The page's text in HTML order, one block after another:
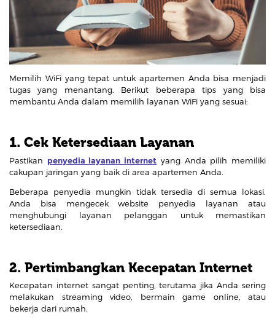
Memilih WiFi yang tepat untuk apartemen Anda bisa menjadi
tugas yang menantang. Berikut beberapa tips yang bisa
membantu Anda dalam memilih layanan WiFi yang sesuai:
1. Cek Ketersediaan Layanan
Pastikan penyedia layanan internet yang Anda pilih memiliki
cakupan jaringan yang baik di area apartemen Anda.
Beberapa penyedia mungkin tidak tersedia di semua lokasi.
Anda bisa mengecek website penyedia layanan atau
menghubungi layanan pelanggan untuk memastikan
ketersediaan.
2. Pertimbangkan Kecepatan Internet
Kecepatan internet sangat penting, terutama jika Anda sering
melakukan streaming video, bermain game online, atau
bekerja dari rumah.